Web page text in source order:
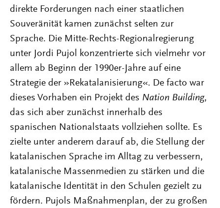
direkte Forderungen nach einer staatlichen
Souveränität kamen zunächst selten zur
Sprache. Die Mitte-Rechts-Regionalregierung
unter Jordi Pujol konzentrierte sich vielmehr vor
allem ab Beginn der 1990er-Jahre auf eine
Strategie der »Rekatalanisierung«. De facto war
dieses Vorhaben ein Projekt des Nation Building,
das sich aber zunächst innerhalb des
spanischen Nationalstaats vollziehen sollte. Es
zielte unter anderem darauf ab, die Stellung der
katalanischen Sprache im Alltag zu verbessern,
katalanische Massenmedien zu stärken und die
katalanische Identität in den Schulen gezielt zu
fördern. Pujols Maßnahmenplan, der zu großen